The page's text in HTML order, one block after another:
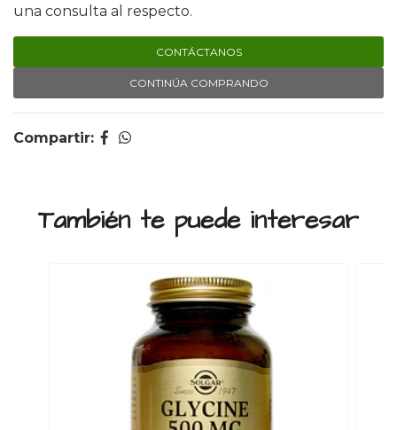
una consulta al respecto.
CONTÁCTANOS
CONTINÚA COMPRANDO
Compartir:
También te puede interesar